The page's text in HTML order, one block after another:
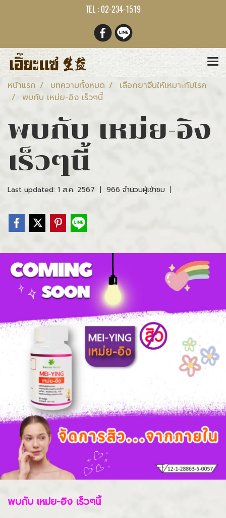
TEL : 02-234-1519
หน้าแรก บทความทั้งหมด
เลือกยาจีนให้เหมาะกับโรค
พบกับ เหม่ย-อิง เร็วๆนี้
พบกับ เหม่ย-อิง
เร็วๆนี้
Last updated: 1 ส.ค. 2567 | 966 จำนวนผู้เข้าชม |
พบกับ เหม่ย-อิง เร็วๆนี้